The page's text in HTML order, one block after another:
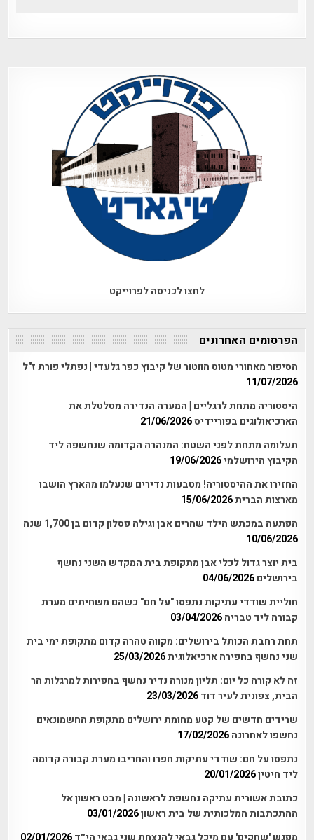
לחצו לכניסה לפרוייקט
הפרסומים האחרונים
הסיפור מאחורי מטוס הווטור של קיבוץ כפר גלעדי | נפתלי פורת ז"ל
11/07/2026
היסטוריה מתחת לרגליים | המערה הנדירה מטלטלת את
הארכיאולוגים בפוריידיס21/06/2026
תעלומה מתחת לפני השטח: המנהרה הקדומה שנחשפה ליד
הקיבוץ הירושלמי19/06/2026
החזירו את ההיסטוריה! מטבעות נדירים שנעלמו מהארץ הושבו
מארצות הברית15/06/2026
הפתעה במכתש הילד שהרים אבן וגילה פסלון קדום בן 1,700 שנה
10/06/2026
בית יוצר גדול לכלי אבן מתקופת בית המקדש השני נחשף
בירושלים 04/06/2026
חוליית שודדי עתיקות נתפסו "על חם" כשהם משחיתים מערת
קבורה ליד טבריה 03/04/2026
תחת רחבת הכותל בירושלים: מקווה טהרה קדום מתקופת ימי בית
שני נחשף בחפירה ארכיאלוגית25/03/2026
זה לא קורה כל יום: תליון מנורה נדיר נחשף בחפירות למרגלות הר
הבית, צפונית לעיר דוד 23/03/2026
שרידים חדשים של קטע מחומת ירושלים מתקופת החשמונאים
נחשפו לאחרונה 17/02/2026
נתפסו על חם: שודדי עתיקות חפרו והחריבו מערת קבורה קדומה
ליד חיטין20/01/2026
כתובת אשורית עתיקה נחשפת לראשונה | מבט ראשון אל
ההתכתבות המלכותית של בית ראשון03/01/2026